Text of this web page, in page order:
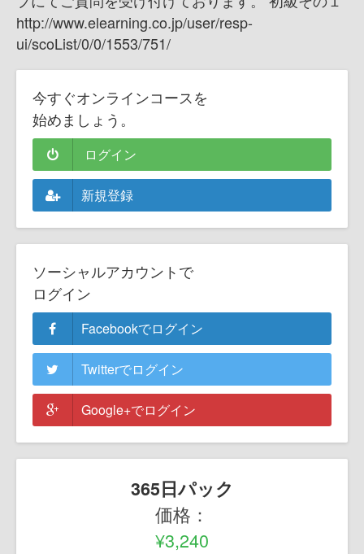
http://www.elearning.co.jp/user/resp-
ui/scoList/0/0/1553/751/
今すぐオンラインコースを
始めましょう。
ログイン
新規登録
ソーシャルアカウントで
ログイン
Facebookでログイン
Twitterでログイン
Google+でログイン
365日パック
価格：
¥3,240